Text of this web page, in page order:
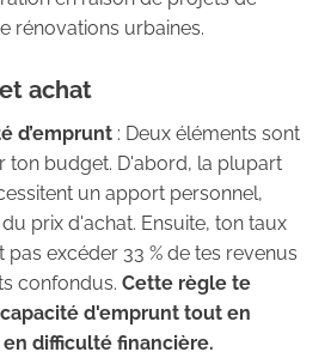
rénovations urbaines.
achat
d’emprunt : Deux éléments sont
ton budget. D'abord, la plupart
un apport personnel,
prix d'achat. Ensuite, ton taux
excéder 33 % de tes revenus
confondus. Cette règle te
d'emprunt tout en
difficulté financière.